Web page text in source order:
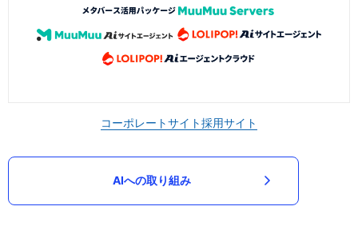
コーポレートサイト採用サイト
AIへの取り組み